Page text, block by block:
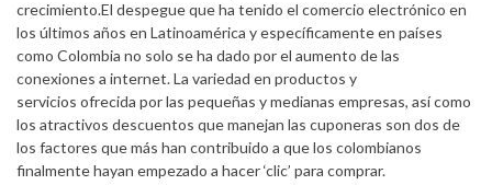
crecimiento.El despegue que ha tenido el comercio electrónico en
los últimos años en Latinoamérica y específicamente en países
como Colombia no solo se ha dado por el aumento de las
conexiones a internet. La variedad en productos y
servicios ofrecida por las pequeñas y medianas empresas, así como
los atractivos descuentos que manejan las cuponeras son dos de
los factores que más han contribuido a que los colombianos
finalmente hayan empezado a hacer ‘clic’ para comprar.